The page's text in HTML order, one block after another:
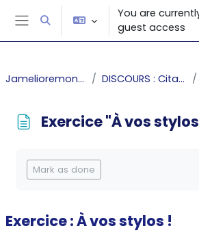
Skip to main content
Side panel
Toggle search input
You are
guest access
Jamelioremonecrit DISCOURS : Citations
Exercice "À vos
Mark as done
Exercice : À vos stylos !